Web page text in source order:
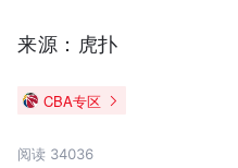
来源：虎扑
CBA专区
阅读 34036